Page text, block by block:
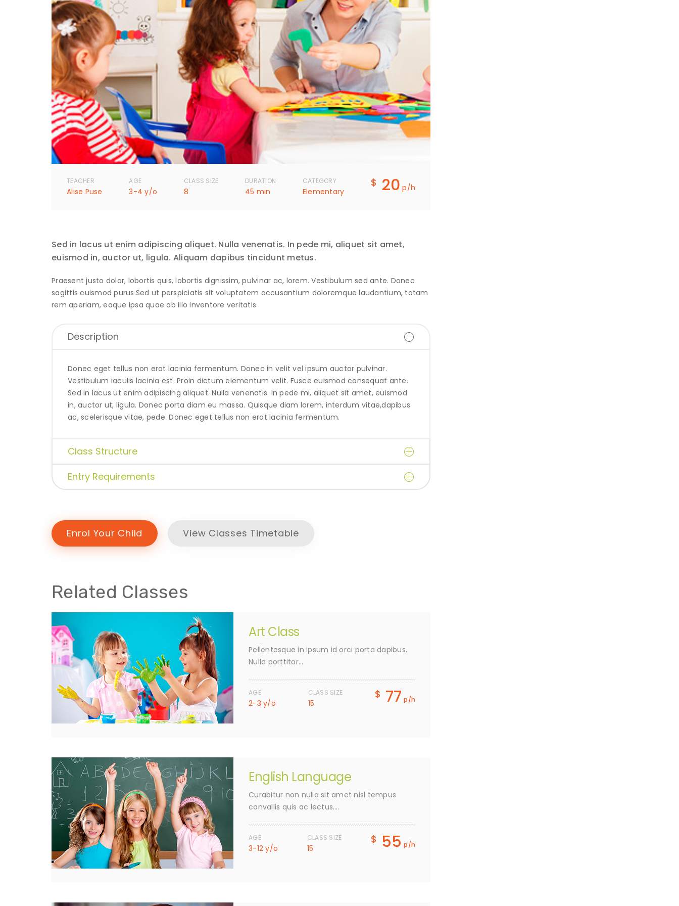
TEACHER
Alise Puse
AGE
3-4 y/o
CLASS SIZE
8
DURATION
45 min
CATEGORY
Elementary
$ 20 p/h
Sed in lacus ut enim adipiscing aliquet. Nulla venenatis. In pede mi, aliquet sit amet,
euismod in, auctor ut, ligula. Aliquam dapibus tincidunt metus.
Praesent justo dolor, lobortis quis, lobortis dignissim, pulvinar ac, lorem. Vestibulum sed ante. Donec
sagittis euismod purus.Sed ut perspiciatis sit voluptatem accusantium doloremque laudantium, totam
rem aperiam, eaque ipsa quae ab illo inventore veritatis
Description
Donec eget tellus non erat lacinia fermentum. Donec in velit vel ipsum auctor pulvinar.
Vestibulum iaculis lacinia est. Proin dictum elementum velit. Fusce euismod consequat ante.
Sed in lacus ut enim adipiscing aliquet. Nulla venenatis. In pede mi, aliquet sit amet, euismod
in, auctor ut, ligula. Donec porta diam eu massa. Quisque diam lorem, interdum vitae,dapibus
ac, scelerisque vitae, pede. Donec eget tellus non erat lacinia fermentum.
Class Structure
Entry Requirements
Enrol Your Child View Classes Timetable
Related Classes
Art Class
Pellentesque in ipsum id orci porta dapibus.
Nulla porttitor…
AGE
2-3 y/o
CLASS SIZE
15
$ 77 p/h
English Language
Curabitur non nulla sit amet nisl tempus
convallis quis ac lectus….
AGE
3-12 y/o
CLASS SIZE
15
$ 55 p/h